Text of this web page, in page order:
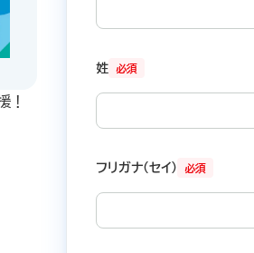
！
必須
姓
必須
フリガナ（セイ）